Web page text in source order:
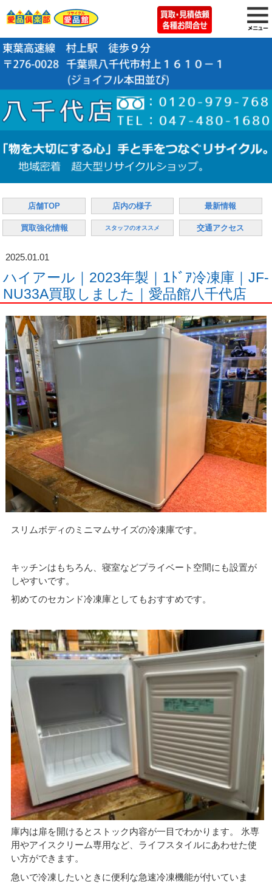
店舗TOP 店内の様子 最新情報
買取強化情報 スタッフのオススメ 交通アクセス
2025.01.01
ハイアール｜2023年製｜1ﾄﾞｱ冷凍庫｜JF-
NU33A買取しました｜愛品館八千代店
スリムボディのミニマムサイズの冷凍庫です。
キッチンはもちろん、寝室などプライベート空間にも設置が
しやすいです。
初めてのセカンド冷凍庫としてもおすすめです。
庫内は扉を開けるとストック内容が一目でわかります。 氷専
用やアイスクリーム専用など、ライフスタイルにあわせた使
い方ができます。
急いで冷凍したいときに便利な急速冷凍機能が付いていま